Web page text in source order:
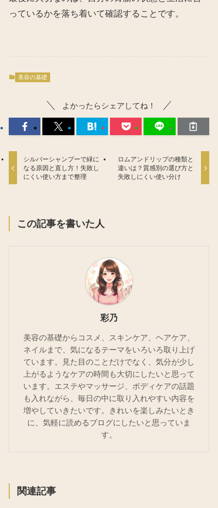
っているかを落ち着いて確認することです。
美容の基礎
よかったらシェアしてね！
シルバーシャンプーで緑に
なる原因と直し方！失敗し
にくい使い方まで整理
ロムアンドリップの種類と
違いは？質感別の選び方と
失敗しにくい使い分け
この記事を書いた人
彩乃
美容の基礎からコスメ、スキンケア、ヘアケア、
ネイルまで、気になるテーマをいろいろ取り上げ
ています。見た目のことだけでなく、気分が少し
上がるようなケアの時間も大切にしたいと思って
います。エステやマッサージ、ボディケアの話題
も入れながら、毎日の中に取り入れやすい内容を
増やしていきたいです。きれいを楽しみたいとき
に、気軽に読めるブログにしたいと思っていま
す。
関連記事